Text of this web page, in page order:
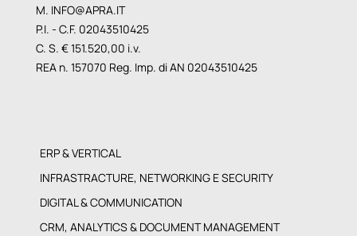
M. INFO@APRA.IT
P.I. - C.F. 02043510425
C. S. € 151.520,00 i.v.
REA n. 157070 Reg. Imp. di AN 02043510425
ERP & VERTICAL
INFRASTRACTURE, NETWORKING E SECURITY
DIGITAL & COMMUNICATION
CRM, ANALYTICS & DOCUMENT MANAGEMENT